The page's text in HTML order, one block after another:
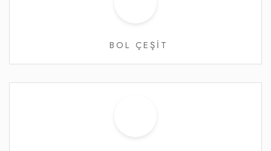
BOL ÇEŞİT